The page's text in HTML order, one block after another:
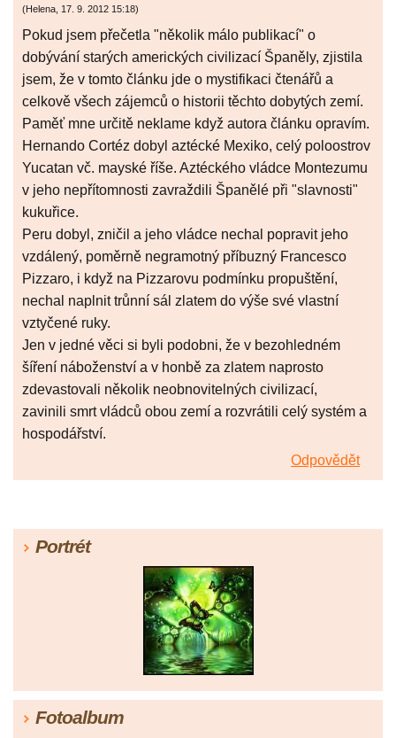
(Helena, 17. 9. 2012 15:18)
Pokud jsem přečetla "několik málo publikací" o
dobývání starých amerických civilizací Španěly, zjistila
jsem, že v tomto článku jde o mystifikaci čtenářů a
celkově všech zájemců o historii těchto dobytých zemí.
Paměť mne určitě neklame když autora článku opravím.
Hernando Cortéz dobyl aztécké Mexiko, celý poloostrov
Yucatan vč. mayské říše. Aztéckého vládce Montezumu
v jeho nepřítomnosti zavraždili Španělé při "slavnosti"
kukuřice.
Peru dobyl, zničil a jeho vládce nechal popravit jeho
vzdálený, poměrně negramotný příbuzný Francesco
Pizzaro, i když na Pizzarovu podmínku propuštění,
nechal naplnit trůnní sál zlatem do výše své vlastní
vztyčené ruky.
Jen v jedné věci si byli podobni, že v bezohledném
šíření náboženství a v honbě za zlatem naprosto
zdevastovali několik neobnovitelných civilizací,
zavinili smrt vládců obou zemí a rozvrátili celý systém a
hospodářství.
Odpovědět
Portrét
Fotoalbum